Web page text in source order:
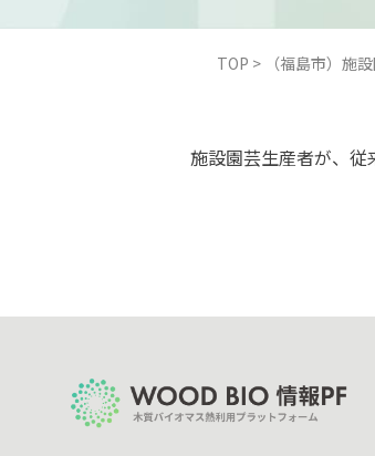
TOP > （福島市）施
施設園芸生産者が、従